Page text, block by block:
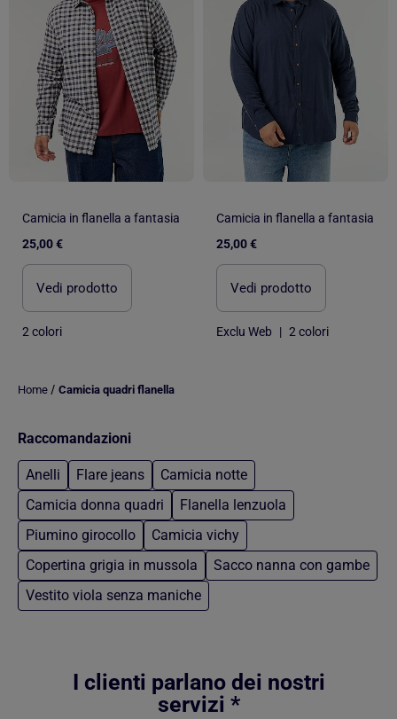
Camicia in flanella a fantasia
25,00 €
Vedi prodotto
2 colori
Camicia in flanella a fantasia
25,00 €
Vedi prodotto
Exclu Web | 2 colori
Home / Camicia quadri flanella
Raccomandazioni
Anelli Flare jeans
Camicia notte
Camicia donna quadri
Flanella lenzuola
Piumino girocollo
Camicia vichy
Copertina grigia in mussola
Sacco nanna con gambe
Vestito viola senza maniche
I clienti parlano dei nostri
servizi *